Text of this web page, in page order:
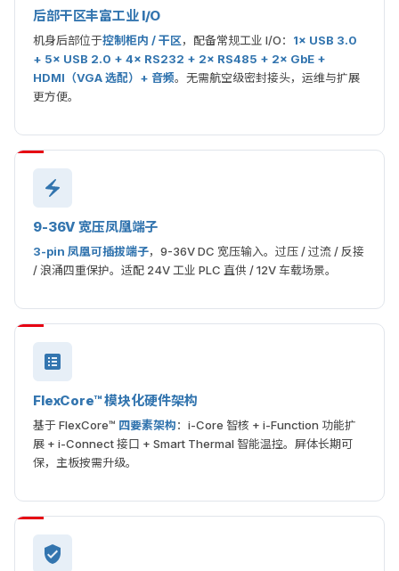
后部干区丰富工业 I/O
机身后部位于控制柜内 / 干区，配备常规工业 I/O： 1× USB 3.0
+ 5× USB 2.0 + 4× RS232 + 2× RS485 + 2× GbE +
HDMI（VGA 选配）+ 音频。无需航空级密封接头，运维与扩展
更方便。
9-36V 宽压凤凰端子
3-pin 凤凰可插拔端子，9-36V DC 宽压输入。过压 / 过流 / 反接
/ 浪涌四重保护。适配 24V 工业 PLC 直供 / 12V 车载场景。
FlexCore™ 模块化硬件架构
基于 FlexCore™ 四要素架构：i-Core 智核 + i-Function 功能扩
展 + i-Connect 接口 + Smart Thermal 智能温控。屏体长期可
保，主板按需升级。